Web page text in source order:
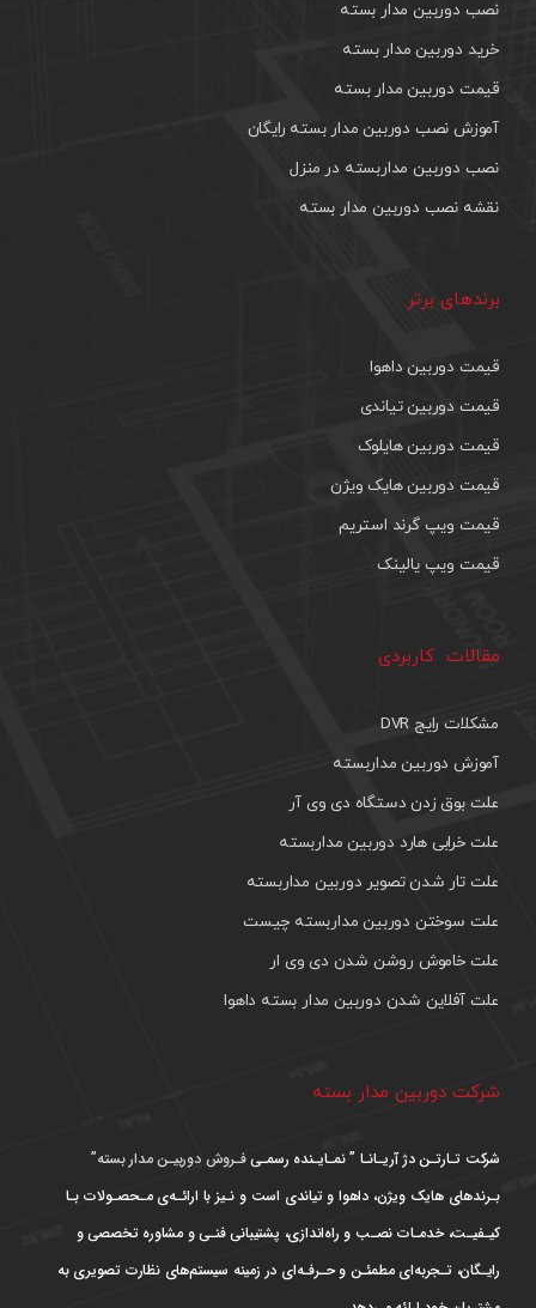
نصب دوربین مدار بسته
خرید دوربین مدار بسته
قیمت دوربین مدار بسته
آموزش نصب دوربین مدار بسته رایگان
نصب دوربین مداربسته در منزل
نقشه نصب دوربین مدار بسته
برندهای برتر
قیمت دوربین داهوا
قیمت دوربین تیاندی
قیمت دوربین هایلوک
قیمت دوربین هایک ویژن
قیمت ویپ گرند استریم
قیمت ویپ یالینک
مقالات کاربردی
مشکلات رایج DVR
آموزش دوربین مداربسته
علت بوق زدن دستگاه دی وی آر
علت خرابی هارد دوربین مداربسته
علت تار شدن تصویر دوربین مداربسته
علت سوختن دوربین مداربسته چیست
علت خاموش روشن شدن دی وی ار
علت آفلاین شدن دوربین مدار بسته داهوا
شرکت دوربین مدار بسته
شرکت تـارتـن دژ آریـانـا ” نمـایـنده رسمـیفـروش دوربیـن مدار بسته”
بـرندهای هایک ویژن، داهوا و تیاندی است و نـیز با ارائـه‌ی مـحصـولات بـا
کیـفیـت، خدمـات نصـب و راه‌اندازی، پشتیبانی فنـی و مشاوره تخصصی و
رایـگان، تـجربه‌ای مطمئـن و حـرفـه‌ای در زمینه سیستم‌های نظارت تصویری به